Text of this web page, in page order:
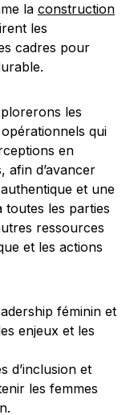
la construction
les
cadres pour
les
qui
en
afin d’avancer
et une
toutes les parties
ressources
et les actions
féminin et
enjeux et les
d’inclusion et
les femmes